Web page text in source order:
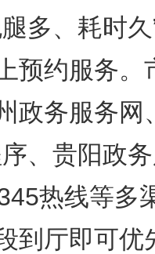
多、耗时
预约服务。
政务服务网
、贵阳政
热线等多
到厅即可优